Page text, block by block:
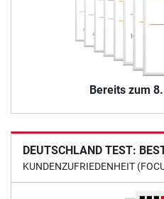
Bereits zum
DEUTSCHLAND TEST:
KUNDENZUFRIEDENHEIT